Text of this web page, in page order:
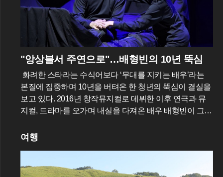
"앙상블서 주연으로"…배형빈의 10년 뚝심
화려한 스타라는 수식어보다 ‘무대를 지키는 배우’라는
본질에 집중하며 10년을 버텨온 한 청년의 뚝심이 결실을
보고 있다. 2016년 창작뮤지컬로 데뷔한 이후 연극과 뮤
지컬, 드라마를 오가며 내실을 다져온 배우 배형빈이 그
‘몽유도원’에서 앙상블로 활약하며 대극장 무대 경험을 쌓
책을 맡게 되었다. 앙상블에서 주연으로 거듭난 그의 성장
여행